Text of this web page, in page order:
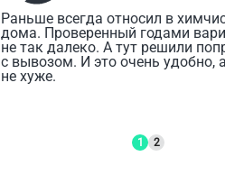
Раньше всегда относил в
дома. Проверенный годами
не так далеко. А тут решили
с вывозом. И это очень удобно,
не хуже.
1 2